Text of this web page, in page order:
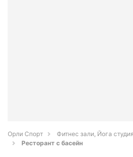
Орли Спорт
Фитнес зали, Йога
Ресторант с басейн